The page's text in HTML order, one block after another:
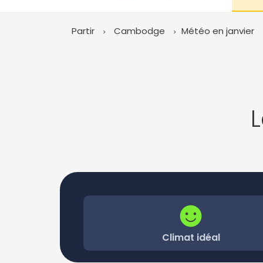
Partir Cambodge Météo en janvier
Climat idéal